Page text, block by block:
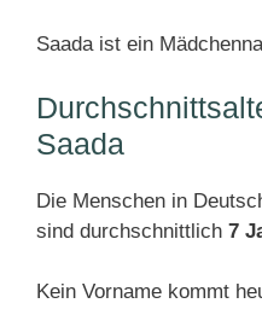
Saada ist ein
Saada
Die Menschen in
sind durchschnittlich 7
Kein Vorname kommt